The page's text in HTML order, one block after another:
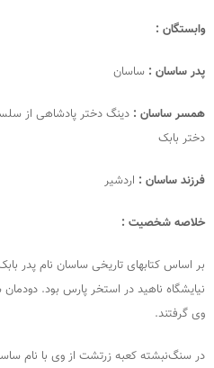
وابستگان :
پدر ساسان : ساسان
همسر ساسان : دینگ دختر پادشاهی از
دختر بابک
فرزند ساسان : اردشیر
خلاصه شخصیت :
بر اساس کتابهای تاریخی ساسان نام پدر
نیایشگاه ناهید در استخر پارس بود. دودمان
وی گرفتند.
در سنگ‌نبشته کعبه زرتشت از وی با نام